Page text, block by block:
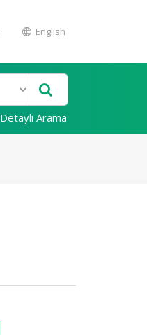
English
Detaylı Arama